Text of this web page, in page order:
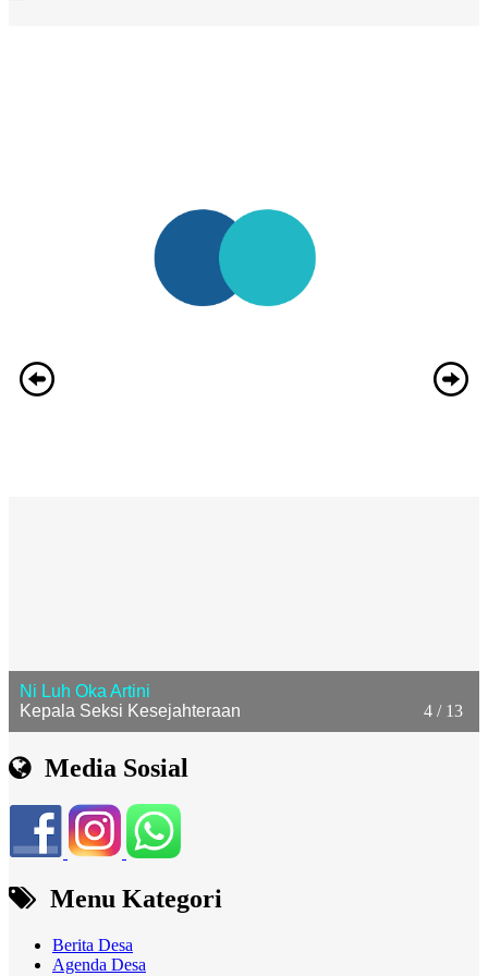
4 / 13
Ni Luh Oka Artini
Kepala Seksi Kesejahteraan
Media Sosial
Menu Kategori
Berita Desa
Agenda Desa